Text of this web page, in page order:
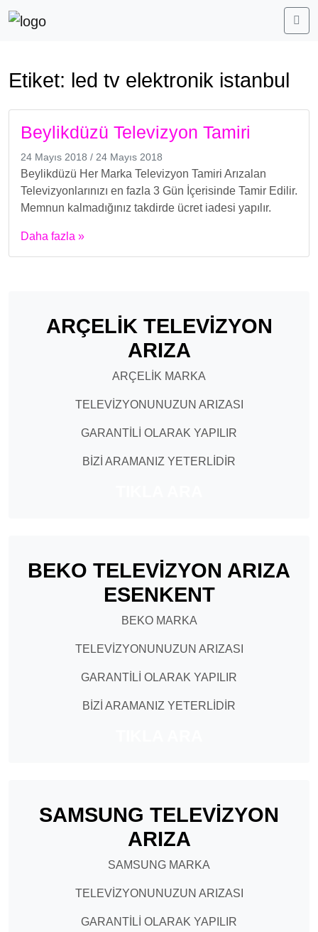
Etiket: led tv elektronik istanbul
Beylikdüzü Televizyon Tamiri
24 Mayıs 2018 / 24 Mayıs 2018
Beylikdüzü Her Marka Televizyon Tamiri Arızalan
Televizyonlarınızı en fazla 3 Gün İçerisinde Tamir Edilir.
Memnun kalmadığınız takdirde ücret iadesi yapılır.
Daha fazla »
ARÇELİK TELEVİZYON
ARIZA
ARÇELİK MARKA
TELEVİZYONUNUZUN ARIZASI
GARANTİLİ OLARAK YAPILIR
BİZİ ARAMANIZ YETERLİDİR
BEKO TELEVİZYON ARIZA
ESENKENT
BEKO MARKA
TELEVİZYONUNUZUN ARIZASI
GARANTİLİ OLARAK YAPILIR
BİZİ ARAMANIZ YETERLİDİR
SAMSUNG TELEVİZYON
ARIZA
SAMSUNG MARKA
TELEVİZYONUNUZUN ARIZASI
GARANTİLİ OLARAK YAPILIR